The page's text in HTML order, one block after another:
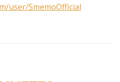
user/SmemoOfficial